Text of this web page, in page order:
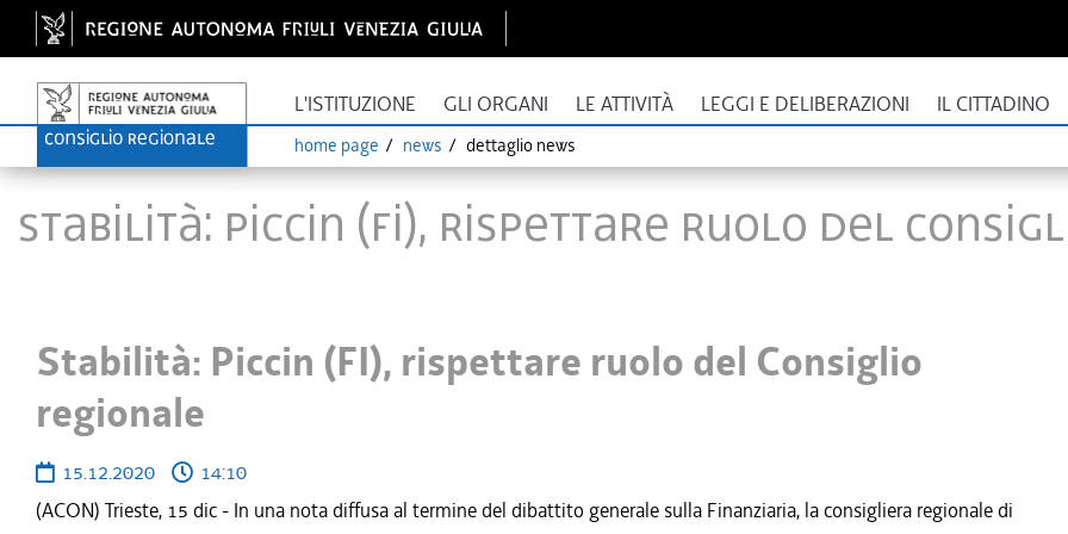
L'ISTITUZIONE GLI ORGANI LE ATTIVITÀ LEGGI E DELIBERAZIONI IL CITTADINO
home page news dettaglio news
Stabilità: Piccin (FI), rispettare ruolo del
Stabilità: Piccin (FI), rispettare ruolo del Consiglio
regionale
15.12.2020
14:10
(ACON) Trieste, 15 dic - In una nota diffusa al termine del dibattito generale sulla Finanziaria, la consigliera regionale di